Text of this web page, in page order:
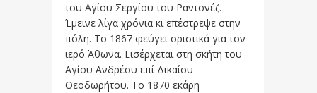
του Αγίου Σεργίου του Ραντονέζ.
Έμεινε λίγα χρόνια κι επέστρεψε στην
πόλη. Το 1867 φεύγει οριστικά για τον
ιερό Άθωνα. Εισέρχεται στη σκήτη του
Αγίου Ανδρέου επί Δικαίου
Θεοδωρήτου. Το 1870 εκάρη